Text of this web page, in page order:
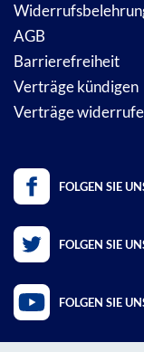
AGB
Barrierefreiheit
Verträge kündigen
Verträge
FOLGEN SIE
FOLGEN SIE
FOLGEN SIE